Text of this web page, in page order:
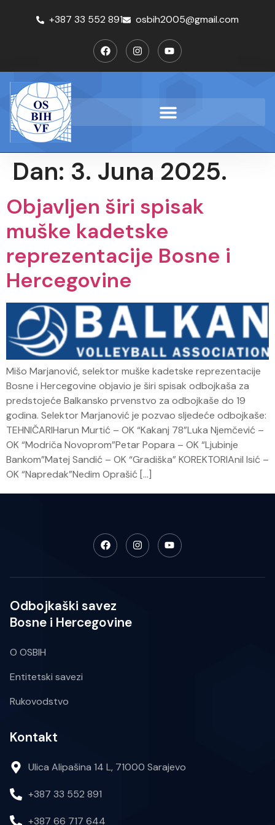
+387 33 552 891 osbih2005@gmail.com
Dan: 3. Juna 2025.
Objavljen širi spisak
muške kadetske
reprezentacije Bosne i
Hercegovine
Mišo Marjanović, selektor muške kadetske reprezentacije
Bosne i Hercegovine objavio je širi spisak odbojkaša za
predstojeće Balkansko prvenstvo za odbojkaše do 19
godina. Selektor Marjanović je pozvao sljedeće odbojkaše:
TEHNIČARIHarun Murtić – OK “Kakanj 78”Luka Njemčević –
OK “Modriča Novoprom”Petar Popara – OK “Ljubinje
Bankom”Matej Sandić – OK “Gradiška” KOREKTORIAnil Isić –
OK “Napredak”Nedim Oprašić […]
Odbojkaški savez
Bosne i Hercegovine
O OSBIH
Entitetski savezi
Rukovodstvo
Kontakt
Ulica Alipašina 14 L, 71000 Sarajevo
+387 33 552 891
+387 66 717 644